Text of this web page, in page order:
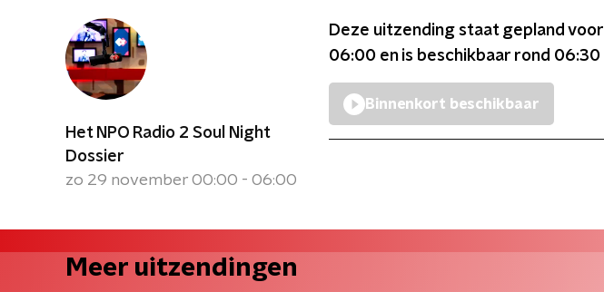
Het NPO Radio 2 Soul Night
Dossier
zo 29 november 00:00 - 06:00
Deze uitzending staat gepland voor
06:00 en is beschikbaar rond 06:30
Binnenkort beschikbaar
Meer uitzendingen